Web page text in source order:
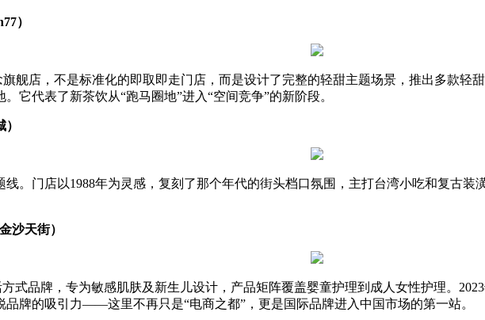
）
舰店，不是标准化的即取即走门店，而是设计了完整的轻甜主题场景，推出多款轻
它代表了新茶饮从“跑马圈地”进入“空间竞争”的新阶段。
线。门店以1988年为灵感，复刻了那个年代的街头档口氛围，主打台湾小吃和复古
沙天街）
式品牌，专为敏感肌肤及新生儿设计，产品矩阵覆盖婴童护理到成人女性护理。
品牌的吸引力——这里不再只是“电商之都”，更是国际品牌进入中国市场的第一站。